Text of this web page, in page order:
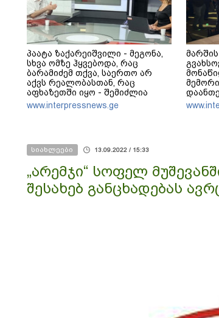
პაატა ზაქარეიშვილი - მეგონა,
სხვა ომზე ჰყვებოდა, რაც
ბარამიძემ თქვა, საერთო არ
აქვს რეალობასთან, რაც
აფხაზეთში იყო - შემიძლია
ადამიანებს ვაჩვენო უამრავი
საბუთი, სადაც კომისია მუშაობს
www.interpressnews.ge
მარშის
პატივი
სიახლეები 13.09.2022 / 15:33
„არემჯი“ სოფელ
შესახებ განცხადებას